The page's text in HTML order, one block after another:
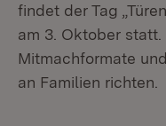
findet der Tag
am 3. Oktober
Mitmachformate
an Familien richten.